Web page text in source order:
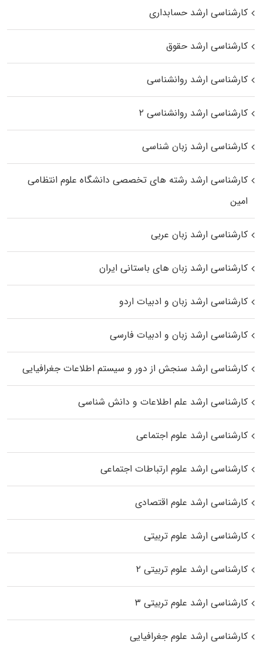
کارشناسی ارشد حسابداری
کارشناسی ارشد حقوق
کارشناسی ارشد روانشناسی
کارشناسی ارشد روانشناسی ۲
کارشناسی ارشد زبان شناسی
کارشناسی ارشد رﺷﺘﻪ ﻫﺎی تخصصی داﻧﺸﮕﺎه ﻋﻠﻮم انتظامی
اﻣﻴﻦ
کارشناسی ارشد زبان عربی
کارشناسی ارشد زبان‌ های باستانی ایران
کارشناسی ارشد زبان و ادبیات اردو
کارشناسی ارشد زبان و ادبیات فارسی
کارشناسی ارشد سنجش از دور و سیستم اطلاعات جغرافیایی
کارشناسی ارشد علم اطلاعات و دانش شناسی
کارشناسی ارشد علوم اجتماعی
کارشناسی ارشد علوم ارتباطات اجتماعی
کارشناسی ارشد علوم اقتصادی
کارشناسی ارشد علوم تربیتی
کارشناسی ارشد علوم تربیتی ۲
کارشناسی ارشد علوم تربیتی ۳
کارشناسی ارشد علوم جغرافیایی